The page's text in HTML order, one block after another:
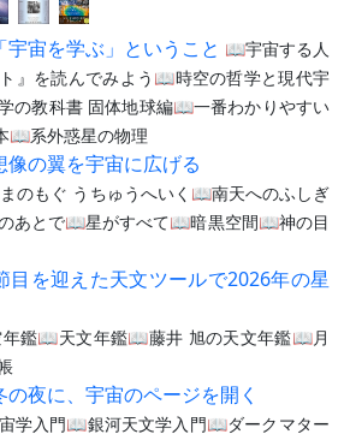
宙を学ぶ」ということ 📖宇宙する人
』を読んでみよう📖時空の哲学と現代宇
の教科書 固体地球編📖一番わかりやすい
📖系外惑星の物理
の翼を宇宙に広げる
のもぐ うちゅうへいく📖南天へのふしぎ
あとで📖星がすべて📖暗黒空間📖神の目
を迎えた天文ツールで2026年の星
鑑📖天文年鑑📖藤井 旭の天文年鑑📖月
夜に、宇宙のページを開く
学入門📖銀河天文学入門📖ダークマター